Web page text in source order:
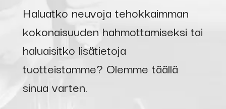
Haluatko neuvoja tehokkaimman
kokonaisuuden hahmottamiseksi tai
haluaisitko lisätietoja
tuotteistamme? Olemme täällä
sinua varten.